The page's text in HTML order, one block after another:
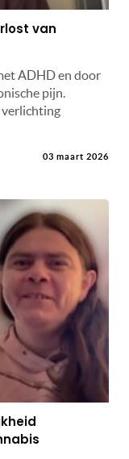
van
ADHD en door
pijn.
verlichting
03 maart 2026